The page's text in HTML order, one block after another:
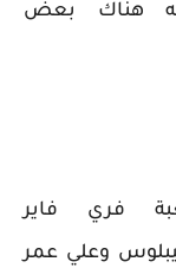
هناك بعض
فري فاير
وعلي عمر